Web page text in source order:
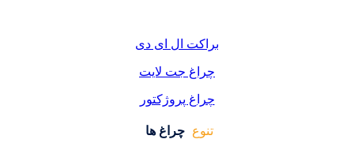
براکت ال ای دی
چراغ جت لایت
چراغ پروژکتور
تنوع چراغ ها